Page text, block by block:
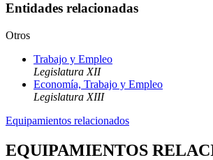
Entidades relacionadas
Otros
Trabajo y Empleo
Legislatura XII
Economía, Trabajo y Empleo
Legislatura XIII
Equipamientos relacionados
EQUIPAMIENTOS